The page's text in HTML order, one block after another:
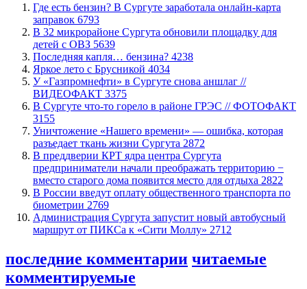
​Где есть бензин? В Сургуте заработала онлайн-карта
заправок 6793
В 32 микрорайоне Сургута обновили площадку для
детей с ОВЗ 5639
​Последняя капля… бензина? 4238
Яркое лето с Брусникой 4034
У «Газпромнефти» в Сургуте снова аншлаг //
ВИДЕОФАКТ 3375
​В Сургуте что-то горело в районе ГРЭС // ФОТОФАКТ
3155
​Уничтожение «Нашего времени» — ошибка, которая
разъедает ткань жизни Сургута 2872
​В преддверии КРТ ядра центра Сургута
предприниматели начали преображать территорию −
вместо старого дома появится место для отдыха 2822
В России введут оплату общественного транспорта по
биометрии 2769
​Администрация Сургута запустит новый автобусный
маршрут от ПИКСа к «Сити Моллу» 2712
последние комментарии читаемые
комментируемые